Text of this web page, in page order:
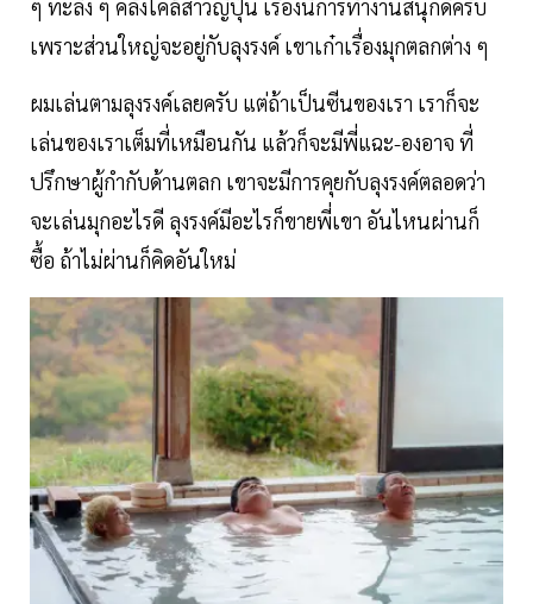
ๆ ทะลึ่ง ๆ คลั่งไคล้สาวญี่ปุ่น เรื่องนี้การทำงานสนุกดีครับ
เพราะส่วนใหญ่จะอยู่กับลุงรงค์ เขาเก๋าเรื่องมุกตลกต่าง ๆ
ผมเล่นตามลุงรงค์เลยครับ แต่ถ้าเป็นซีนของเรา เราก็จะ
เล่นของเราเต็มที่เหมือนกัน แล้วก็จะมีพี่แฉะ-องอาจ ที่
ปรึกษาผู้กำกับด้านตลก เขาจะมีการคุยกับลุงรงค์ตลอดว่า
จะเล่นมุกอะไรดี ลุงรงค์มีอะไรก็ขายพี่เขา อันไหนผ่านก็
ซื้อ ถ้าไม่ผ่านก็คิดอันใหม่